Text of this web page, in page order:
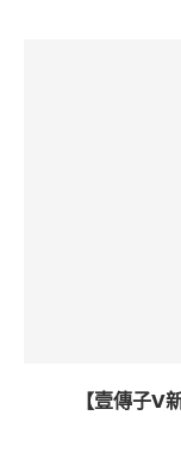
【壹傳子V